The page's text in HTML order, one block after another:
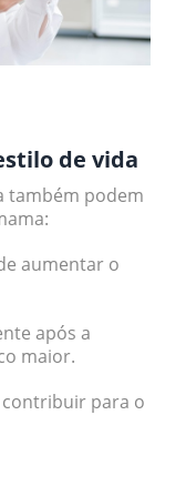
de vida
também podem
aumentar o
após a
maior.
contribuir para o